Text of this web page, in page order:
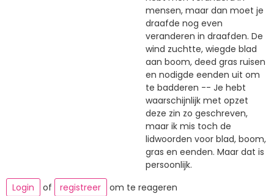
mensen, maar dan moet je
draafde nog even
veranderen in draafden. De
wind zuchtte, wiegde blad
aan boom, deed gras ruisen
en nodigde eenden uit om
te badderen -- Je hebt
waarschijnlijk met opzet
deze zin zo geschreven,
maar ik mis toch de
lidwoorden voor blad, boom,
gras en eenden. Maar dat is
persoonlijk.
Login
of registreer om te reageren